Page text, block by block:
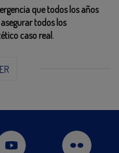
que todos los años
todos los
caso real.